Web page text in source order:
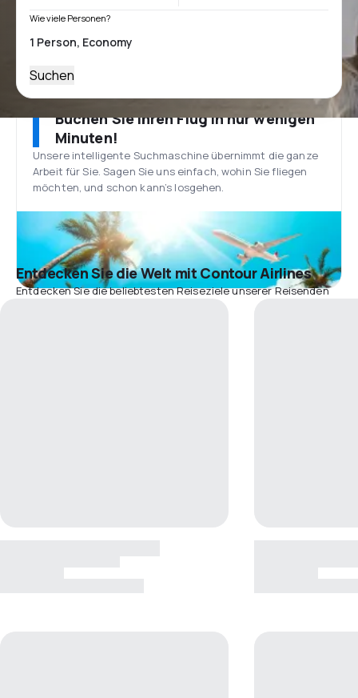
Wie viele Personen?
Suchen
Buchen Sie Ihren Flug in nur wenigen
Minuten!
Unsere intelligente Suchmaschine übernimmt die ganze
Arbeit für Sie. Sagen Sie uns einfach, wohin Sie fliegen
möchten, und schon kann’s losgehen.
Entdecken Sie die Welt mit Contour Airlines
Entdecken Sie die beliebtesten Reiseziele unserer Reisenden